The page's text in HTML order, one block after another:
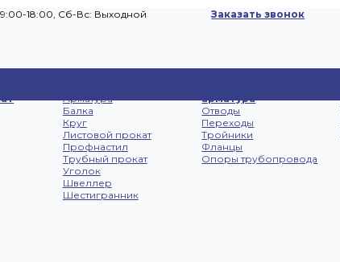
18:00, Cб-Вс: Выходной Заказать звонок
Арматура
Балка
Круг
Листовой прокат
Профнастил
Трубный прокат
Уголок
Швеллер
Шестигранник
арматура
Отводы
Переходы
Тройники
Фланцы
Опоры трубопровода